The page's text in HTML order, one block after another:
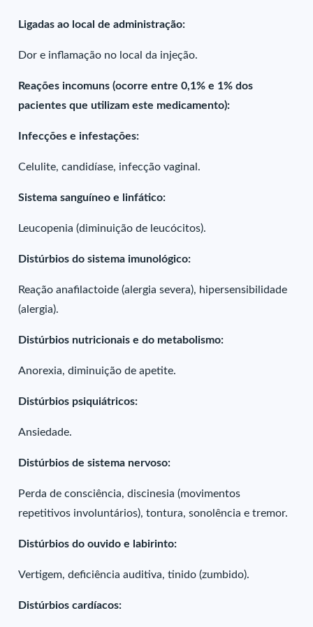
Ligadas ao local de administração:
Dor e inflamação no local da injeção.
Reações incomuns (ocorre entre 0,1% e 1% dos
pacientes que utilizam este medicamento):
Infecções e infestações:
Celulite, candidíase, infecção vaginal.
Sistema sanguíneo e linfático:
Leucopenia (diminuição de leucócitos).
Distúrbios do sistema imunológico:
Reação anafilactoide (alergia severa), hipersensibilidade
(alergia).
Distúrbios nutricionais e do metabolismo:
Anorexia, diminuição de apetite.
Distúrbios psiquiátricos:
Ansiedade.
Distúrbios de sistema nervoso:
Perda de consciência, discinesia (movimentos
repetitivos involuntários), tontura, sonolência e tremor.
Distúrbios do ouvido e labirinto:
Vertigem, deficiência auditiva, tinido (zumbido).
Distúrbios cardíacos: